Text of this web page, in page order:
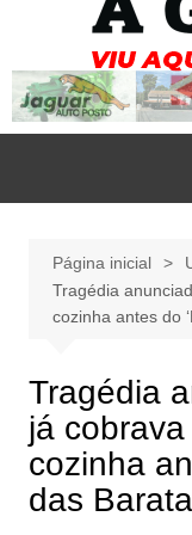
Página inicial
Tragédia
cozinha antes do
Tragédia
já
cozinha
das